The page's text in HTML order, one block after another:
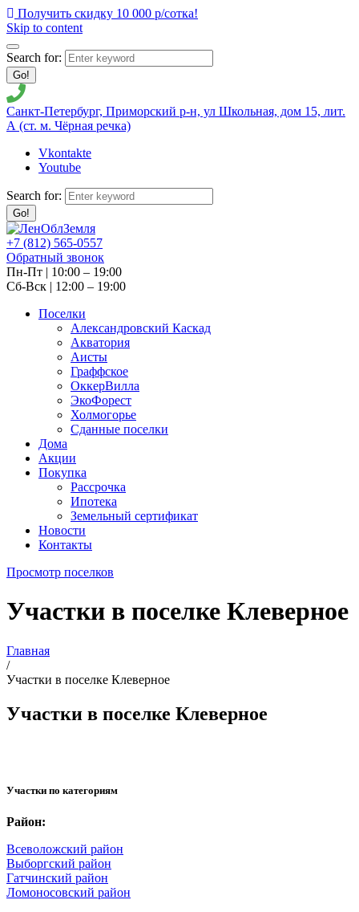
Получить скидку 10 000 р/сотка!
Skip to content
Search for:
Go!
Санкт-Петербург, Приморский р-н, ул Школьная, дом 15, лит.
А (ст. м. Чёрная речка)
Vkontakte
Youtube
Search for:
Go!
+7 (812) 565-0557
Обратный звонок
Пн-Пт | 10:00 – 19:00
Сб-Вск | 12:00 – 19:00
Поселки
Александровский Каскад
Акватория
Аисты
Граффское
ОккерВилла
ЭкоФорест
Холмогорье
Сданные поселки
Дома
Акции
Покупка
Рассрочка
Ипотека
Земельный сертификат
Новости
Контакты
Просмотр поселков
Участки в поселке Клеверное
Главная
/
Участки в поселке Клеверное
Участки в поселке Клеверное
Участки по категориям
Район:
Всеволожский район
Выборгский район
Гатчинский район
Ломоносовский район